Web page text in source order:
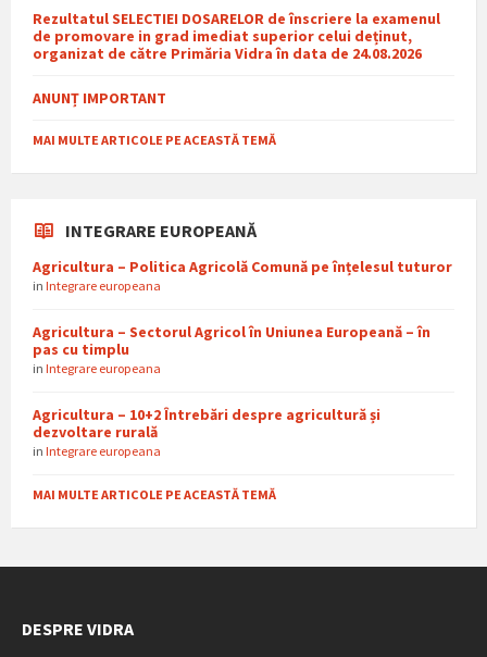
Rezultatul SELECTIEI DOSARELOR de înscriere la examenul
de promovare in grad imediat superior celui deținut,
organizat de către Primăria Vidra în data de 24.08.2026
ANUNȚ IMPORTANT
MAI MULTE ARTICOLE PE ACEASTĂ TEMĂ
INTEGRARE EUROPEANĂ
Agricultura – Politica Agricolă Comună pe înțelesul tuturor
in Integrare europeana
Agricultura – Sectorul Agricol în Uniunea Europeană – în
pas cu timplu
in Integrare europeana
Agricultura – 10+2 Întrebări despre agricultură și
dezvoltare rurală
in Integrare europeana
MAI MULTE ARTICOLE PE ACEASTĂ TEMĂ
DESPRE VIDRA